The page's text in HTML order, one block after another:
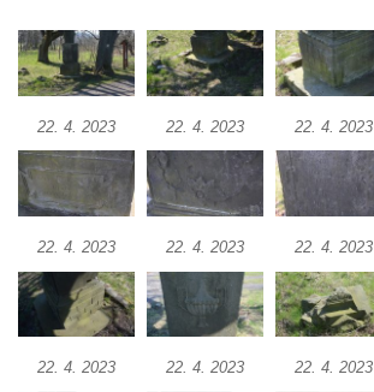
Kříž u silnice východně od Mikulášovic
Meyerův kříž východně od Mikulášovic
Kříž u rozcestí k větrnému mlýnu Světlík v
Horním Podluží
Kříž u domu čp. 1016 v Mikulášovicích
Kříž u Borských u domu čp. 859 v
Mikulášovicích
Kříž Ließnerových naproti Mikovu v
Mikulášovicích
22. 4. 2023 22. 4. 2023 22. 4. 2023
22. 4. 2023 22. 4. 2023 22. 4. 2023
22. 4. 2023 22. 4. 2023 22. 4. 2023